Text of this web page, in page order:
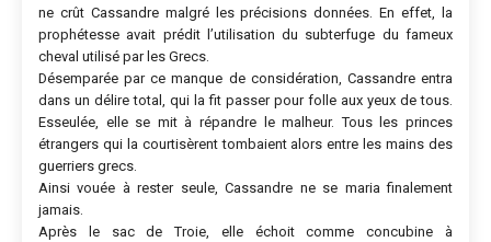
ne crût Cassandre malgré les précisions données. En effet, la
prophétesse avait prédit l’utilisation du subterfuge du fameux
cheval utilisé par les Grecs.
Désemparée par ce manque de considération, Cassandre entra
dans un délire total, qui la fit passer pour folle aux yeux de tous.
Esseulée, elle se mit à répandre le malheur. Tous les princes
étrangers qui la courtisèrent tombaient alors entre les mains des
guerriers grecs.
Ainsi vouée à rester seule, Cassandre ne se maria finalement
jamais.
Après le sac de Troie, elle échoit comme concubine à